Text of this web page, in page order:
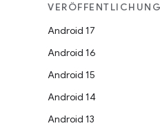
Android 17
Android 16
Android 15
Android 14
Android 13